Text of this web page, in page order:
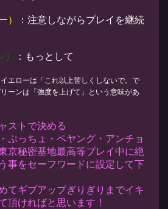
）
：注意しながらプレイを継続
：もっとして
エローは「これ以上苦しくしないで。で
ーンは「強度を上げて」という意味があ
ストで決める
っちょ・ペヤング・アンチョ
京秘密基地最高等プレイ中に絶
事をセーフワードに設定して下
てギブアップぎりぎりまでイキ
頂ければと思います！